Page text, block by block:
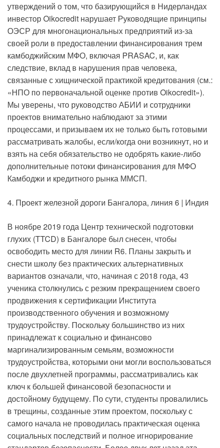
утверждений о том, что базирующийся в Нидерландах
инвестор Oikocredit нарушает Руководящие принципы
ОЭСР для многонациональных предприятий из-за
своей роли в предоставлении финансирования трем
камбоджийским МФО, включая PRASAC, и, как
следствие, вклад в нарушения прав человека,
связанные с хищнической практикой кредитования (см.:
«НПО по первоначальной оценке против Oikocredit»).
Мы уверены, что руководство АБИИ и сотрудники
проектов внимательно наблюдают за этими
процессами, и призываем их не только быть готовыми
рассматривать жалобы, если/когда они возникнут, но и
взять на себя обязательство не одобрять какие-либо
дополнительные потоки финансирования для МФО
Камбоджи и кредитного рынка ММСП.
4. Проект железной дороги Бангалора, линия 6 | Индия
В ноябре 2019 года Центр технической подготовки
глухих (TTCD) в Бангалоре был снесен, чтобы
освободить место для линии R6. Планы закрыть и
снести школу без практических альтернативных
вариантов означали, что, начиная с 2018 года, 43
ученика столкнулись с резким прекращением своего
продвижения к сертификации Института
производственного обучения и возможному
трудоустройству. Поскольку большинство из них
принадлежат к социально и финансово
маргинализированным семьям, возможности
трудоустройства, которыми они могли воспользоваться
после двухлетней программы, рассматривались как
ключ к большей финансовой безопасности и
достойному будущему. По сути, студенты провалились
в трещины, созданные этим проектом, поскольку с
самого начала не проводилась практическая оценка
социальных последствий и полное игнорирование